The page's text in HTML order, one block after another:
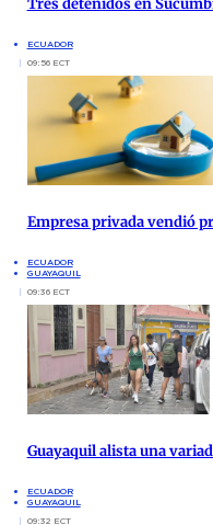
Tres detenidos en
ECUADOR
09:56 ECT
Empresa privada vendió
ECUADOR
GUAYAQUIL
09:36 ECT
Guayaquil alista una
ECUADOR
GUAYAQUIL
09:32 ECT